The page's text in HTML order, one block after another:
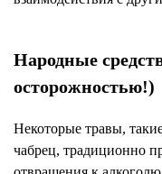
Народные
осторожностью!)
Некоторые травы,
чабрец, традиционно